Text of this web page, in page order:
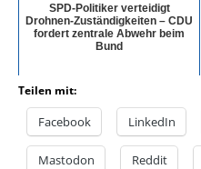
SPD-Politiker verteidigt
Drohnen-Zuständigkeiten – CDU
fordert zentrale Abwehr beim
Bund
Teilen mit:
Facebook LinkedIn
Mastodon Reddit